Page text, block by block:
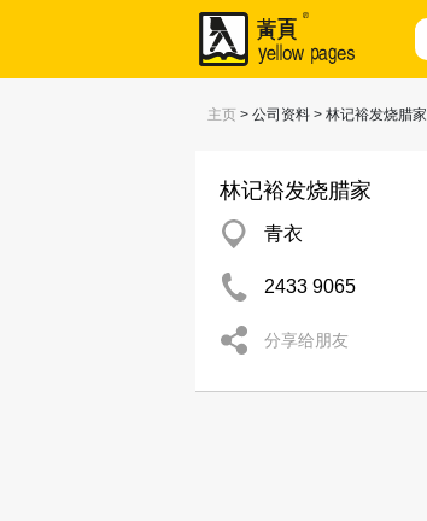
主页 > 公司资料 > 林记裕发烧腊家
林记裕发烧腊家
青衣
2433 9065
分享给朋友